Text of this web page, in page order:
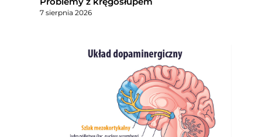
7 sierpnia 2026